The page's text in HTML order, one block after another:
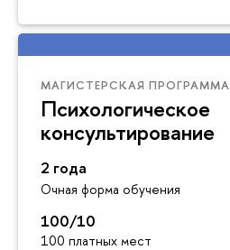
МАГИСТЕРСКАЯ ПРОГРАММА
Психологическое
консультирование
2 года
Очная форма обучения
100/10
100 платных мест